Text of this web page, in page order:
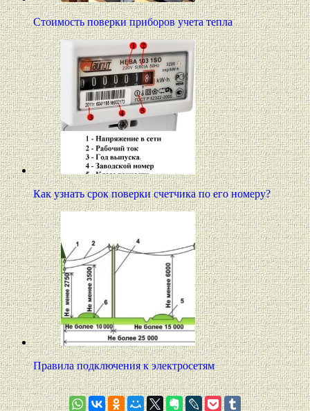
Стоимость поверки приборов учета тепла
Как узнать срок поверки счетчика по его номеру?
Правила подключения к электросетям